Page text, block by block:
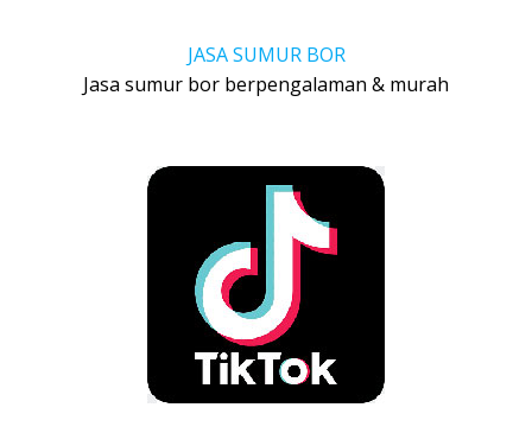
JASA SUMUR BOR
Jasa sumur bor berpengalaman & murah